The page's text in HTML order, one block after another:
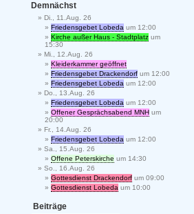
Demnächst
Di., 11.Aug. 26
Friedensgebet Lobeda um 12:00
Kirche außer Haus - Stadtplatz um
15:30
Mi., 12.Aug. 26
Kleiderkammer geöffnet
Friedensgebet Drackendorf um 12:00
Friedensgebet Lobeda um 12:00
Do., 13.Aug. 26
Friedensgebet Lobeda um 12:00
Offener Gesprächsabend MNH um
20:00
Fr., 14.Aug. 26
Friedensgebet Lobeda um 12:00
Sa., 15.Aug. 26
Offene Peterskirche um 14:30
So., 16.Aug. 26
Gottesdienst Drackendorf um 09:00
Gottesdienst Lobeda um 10:00
Beiträge